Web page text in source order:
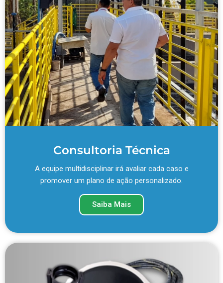
Consultoria Técnica
A equipe multidisciplinar irá avaliar cada caso e
promover um plano de ação personalizado.
Saiba Mais